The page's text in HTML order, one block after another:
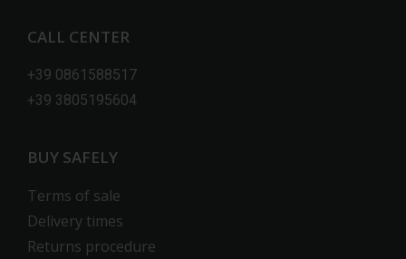
CALL CENTER
+39 0861588517
+39 3805195604
BUY SAFELY
Terms of sale
Delivery times
Returns procedure